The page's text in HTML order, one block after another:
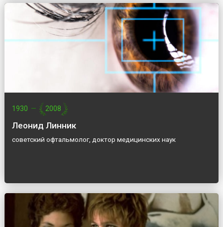
1930 — 2008
Леонид Линник
советский офтальмолог, доктор медицинских наук